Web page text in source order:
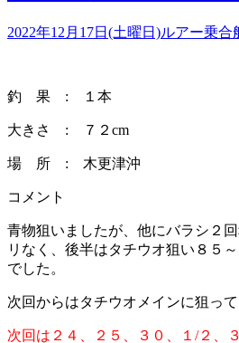
2022年12月17日(土曜日)ルアー乗合
釣 果 : １本
大きさ : ７２cm
場 所 : 木更津沖
コメント
青物狙いましたが、他にバラシ２
リなく、後半はタチウオ狙い８５
でした。
次回からはタチウオメインに狙って
次回は２４、２５、３０、１/２、